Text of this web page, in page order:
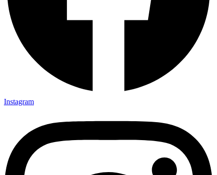
Instagram